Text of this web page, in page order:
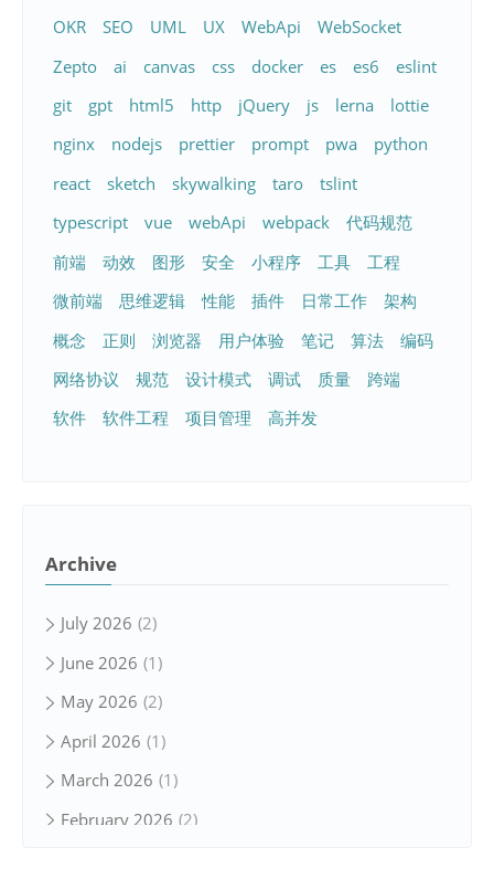
OKR
SEO UML UX WebApi
WebSocket
Zepto
ai canvas css docker es es6
eslint
git
gpt html5 http jQuery js lerna
lottie
nginx
nodejs prettier prompt pwa
python
react
sketch skywalking taro
tslint
typescript
vue webApi webpack
代码规范
前端
动效 图形 安全 小程序 工具
工程
微前端
思维逻辑 性能 插件 日常工作
架构
概念
正则 浏览器 用户体验 笔记 算法
编码
网络协议
规范 设计模式 调试 质量
跨端
软件
软件工程 项目管理 高并发
Archive
July 2026 2
June 2026 1
May 2026 2
April 2026 1
March 2026 1
February 2026 2